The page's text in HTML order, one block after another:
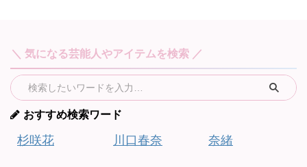
＼ 気になる芸能人やアイテムを検索 ／
おすすめ検索ワード
杉咲花 川口春奈 奈緒